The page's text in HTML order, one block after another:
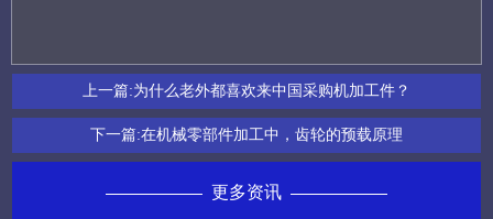
上一篇:为什么老外都喜欢来中国采购机加工件？
下一篇:在机械零部件加工中，齿轮的预载原理
更多资讯